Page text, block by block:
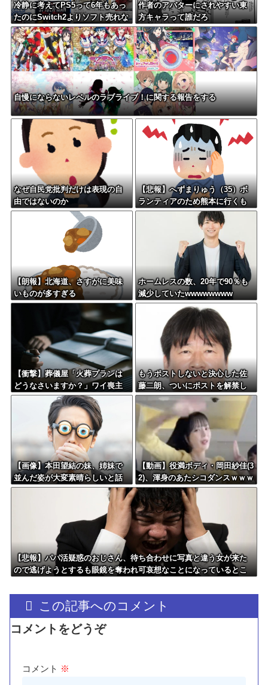
冷静に考えてPS5って6年もあっ
たのにSwitch2よりソフト売れな
いのヤバいよな
作者のアバターにされやすい東
方キャラって誰だろ
自慢にならないレベルのラブライブ！に関する報告をする
なぜ自民党批判だけは表現の自
由ではないのか
【悲報】へずまりゅう（35）ボ
ランティアのため熊本に行くも
体調不良で病院に行く
【朗報】北海道、さすがに美味
いものが多すぎる
ホームレスの数、20年で90％も
減少していたwwwwwwww
【衝撃】葬儀屋「火葬プランは
どうなさいますか？」ワイ喪主
「直葬で(即答)」→結果ァw w w
w w w w w w w
もうポストしないと決心した佐
藤二朗、ついにポストを解禁し
た結果
【画像】本田望結の妹、姉妹で
並んだ姿が大変素晴らしいと話
題にw w w w w w w
【動画】役満ボディ・岡田紗佳(3
2)、渾身のあたシコダンスｗｗｗ
ｗｗｗ
【悲報】パパ活疑惑のおじさん、待ち合わせに写真と違う女が来た
ので逃げようとするも眼鏡を奪われ可哀想なことになっているとこ
この記事へのコメント
コメントをどうぞ
コメント ※